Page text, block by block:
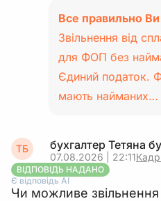
Все правильно Ви
Звільнення від
для ФОП без
Єдиний податок.
мають найманих…
ТБ бухгалтер Тетяна
07.08.2026 | 22:11
ВІДПОВІДЬ НАДАНО
Є відповідь АІ
Чи можливе звільнення